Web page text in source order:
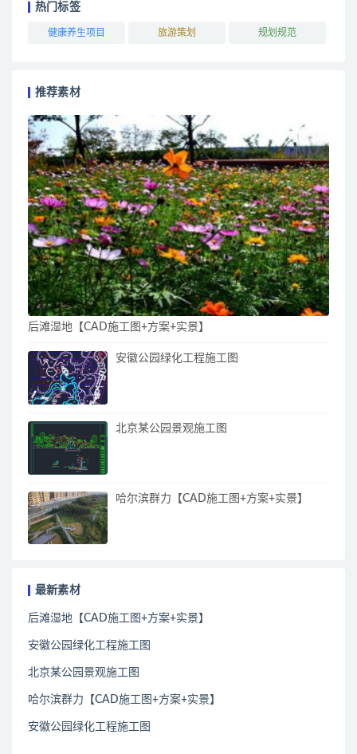
热门标签
健康养生项目 旅游策划 规划规范
推荐素材
后滩湿地【CAD施工图+方案+实景】
安徽公园绿化工程施工图
北京某公园景观施工图
哈尔滨群力【CAD施工图+方案+实景】
最新素材
后滩湿地【CAD施工图+方案+实景】
安徽公园绿化工程施工图
北京某公园景观施工图
哈尔滨群力【CAD施工图+方案+实景】
安徽公园绿化工程施工图